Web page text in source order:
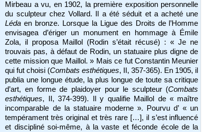
Mirbeau a vu, en 1902, la première exposition personnelle
du sculpteur chez Vollard. Il a été séduit et a acheté une
Léda en bronze. Lorsque la Ligue des Droits de l’Homme
envisagea d’ériger un monument en hommage à Émile
Zola, il proposa Maillol (Rodin s’était récusé) : « Je ne
trouvais pas, à défaut de Rodin, un statuaire plus digne de
cette mission que Maillol. » Mais ce fut Constantin Meunier
qui fut choisi (Combats esthétiques, II, 357-365). En 1905, il
publia une longue étude, la plus longue de toute sa critique
d’art, en forme de plaidoyer pour le sculpteur (Combats
esthétiques, II, 374-399). Il y qualifie Maillol de « maître
incomparable de la statuaire moderne ». Pourvu d’ « un
tempérament très original et très rare […], il s’est influencé
et discipliné soi-même, à la vaste et féconde école de la